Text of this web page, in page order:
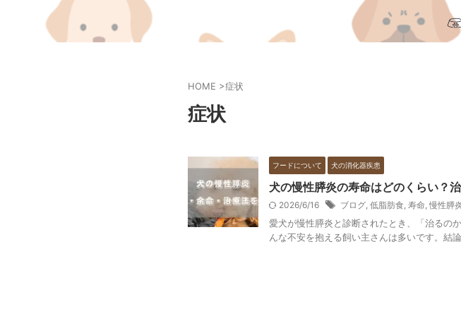
HOME >症状
症状
フードについて 犬の消化器疾患
犬の慢性膵炎の寿命はどのくらい？
2026/6/16 ブログ, 低脂肪食, 寿命, 慢性膵
愛犬が慢性膵炎と診断されたとき、「治る
んな不安を抱える飼い主さんは多いです。結